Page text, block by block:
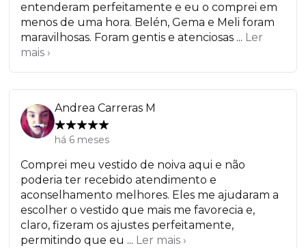
entenderam perfeitamente e eu o comprei em
menos de uma hora. Belén, Gema e Meli foram
maravilhosas. Foram gentis e atenciosas ... Ler
mais ›
Andrea Carreras M
há 6 meses
Comprei meu vestido de noiva aqui e não
poderia ter recebido atendimento e
aconselhamento melhores. Eles me ajudaram a
escolher o vestido que mais me favorecia e,
claro, fizeram os ajustes perfeitamente,
permitindo que eu ... Ler mais ›